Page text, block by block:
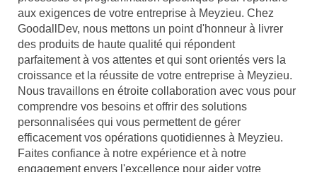
aux exigences de votre entreprise à Meyzieu. Chez
GoodallDev, nous mettons un point d'honneur à livrer
des produits de haute qualité qui répondent
parfaitement à vos attentes et qui sont orientés vers la
croissance et la réussite de votre entreprise à Meyzieu.
Nous travaillons en étroite collaboration avec vous pour
comprendre vos besoins et offrir des solutions
personnalisées qui vous permettent de gérer
efficacement vos opérations quotidiennes à Meyzieu.
Faites confiance à notre expérience et à notre
engagement envers l'excellence pour aider votre